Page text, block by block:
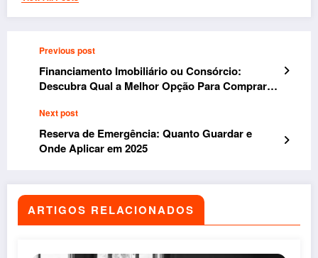
Previous post
Financiamento Imobiliário ou Consórcio:
Descubra Qual a Melhor Opção Para Comprar
Next post
Reserva de Emergência: Quanto Guardar e
Onde Aplicar em 2025
ARTIGOS RELACIONADOS